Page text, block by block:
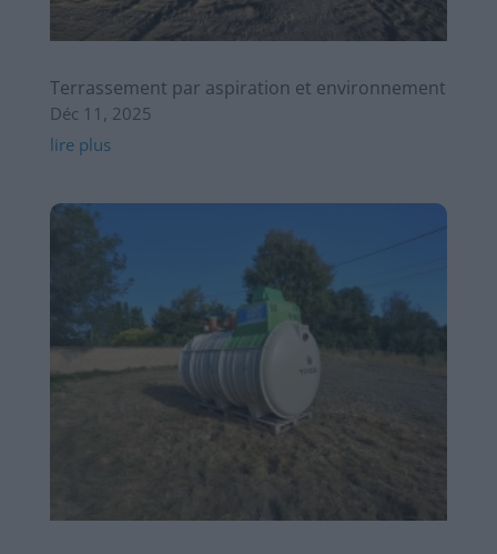
Terrassement par aspiration et environnement
Déc 11, 2025
lire plus